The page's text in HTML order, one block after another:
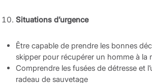
Situations d’urgence
Être capable de prendre les bonnes
skipper pour récupérer un homme à la
Comprendre les fusées de détresse et
radeau de sauvetage